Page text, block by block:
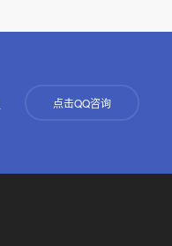
点击QQ咨询